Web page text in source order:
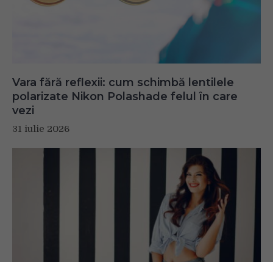
Vara fără reflexii: cum schimbă lentilele
polarizate Nikon Polashade felul în care
vezi
31 iulie 2026